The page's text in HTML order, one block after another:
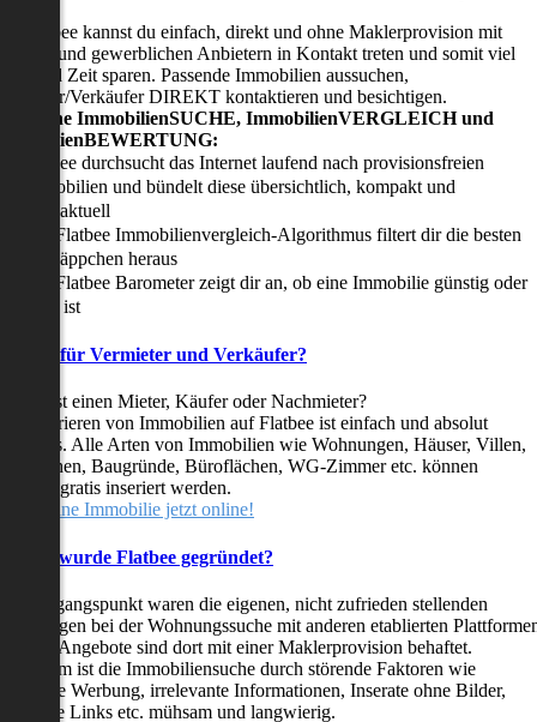
Flatbee kannst du einfach, direkt und ohne Maklerprovision mit
und gewerblichen Anbietern in Kontakt treten und somit viel
und Zeit sparen. Passende Immobilien aussuchen,
Verkäufer DIREKT kontaktieren und besichtigen.
in-one ImmobilienSUCHE, ImmobilienVERGLEICH und
Flatbee durchsucht das Internet laufend nach provisionsfreien
Immobilien und bündelt diese übersichtlich, kompakt und
tagesaktuell
Der Flatbee Immobilienvergleich-Algorithmus filtert dir die besten
Schnäppchen heraus
Der Flatbee Barometer zeigt dir an, ob eine Immobilie günstig oder
teuer ist
für Vermieter und Verkäufer?
suchst einen Mieter, Käufer oder Nachmieter?
Inserieren von Immobilien auf Flatbee ist einfach und absolut
Alle Arten von Immobilien wie Wohnungen, Häuser, Villen,
Baugründe, Büroflächen, WG-Zimmer etc. können
gratis inseriert werden.
deine Immobilie jetzt online!
wurde Flatbee gegründet?
Ausgangspunkt waren die eigenen, nicht zufrieden stellenden
bei der Wohnungssuche mit anderen etablierten
alle Angebote sind dort mit einer Maklerprovision behaftet.
ist die Immobiliensuche durch störende Faktoren wie
Werbung, irrelevante Informationen, Inserate ohne Bilder,
Links etc. mühsam und langwierig.